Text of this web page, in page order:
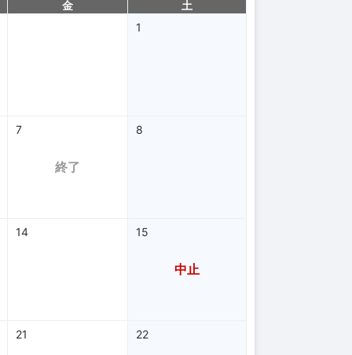
金
土
1
7
終了
8
14 15
中止
21 22